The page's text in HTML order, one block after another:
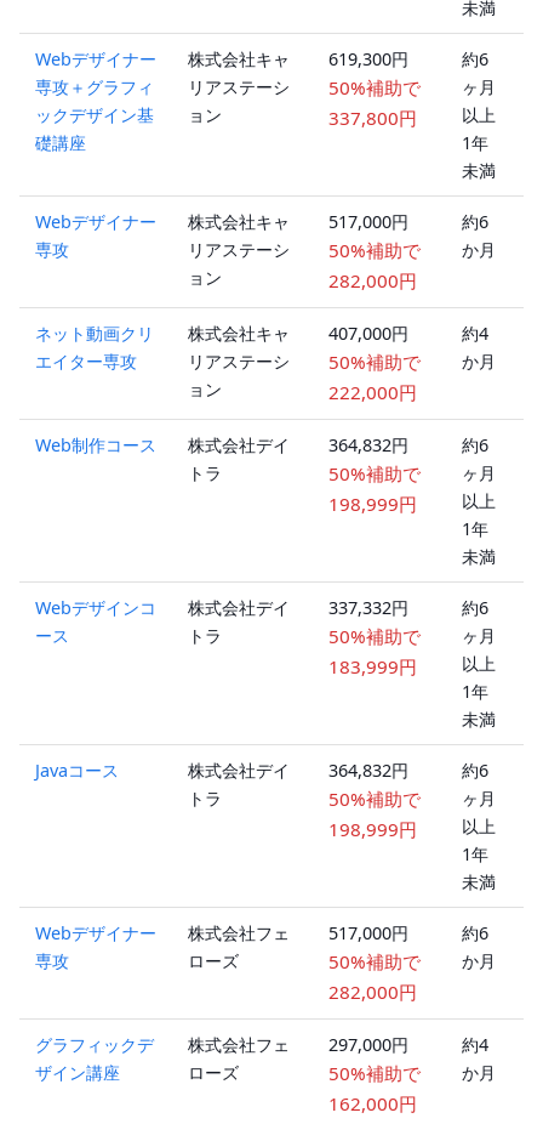
未満
Webデザイナー
専攻＋グラフィ
ックデザイン基
礎講座
株式会社キャ
リアステーシ
ョン
619,300円
50%補助で
337,800円
約6
ヶ月
以上
1年
未満
Webデザイナー
専攻
株式会社キャ
リアステーシ
ョン
517,000円
50%補助で
282,000円
約6
か月
ネット動画クリ
エイター専攻
株式会社キャ
リアステーシ
ョン
407,000円
50%補助で
222,000円
約4
か月
Web制作コース
株式会社デイ
トラ
364,832円
50%補助で
198,999円
約6
ヶ月
以上
1年
未満
Webデザインコ
ース
株式会社デイ
トラ
337,332円
50%補助で
183,999円
約6
ヶ月
以上
1年
未満
Javaコース
株式会社デイ
トラ
364,832円
50%補助で
198,999円
約6
ヶ月
以上
1年
未満
Webデザイナー
専攻
株式会社フェ
ローズ
517,000円
50%補助で
282,000円
約6
か月
グラフィックデ
ザイン講座
株式会社フェ
ローズ
297,000円
50%補助で
162,000円
約4
か月